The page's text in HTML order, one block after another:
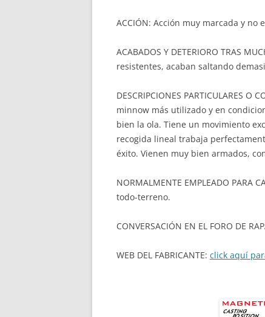
ACCIÓN: Acción muy marcada y
ACABADOS Y DETERIORO TRAS
resistentes, acaban saltando
DESCRIPCIONES PARTICULARES
minnow más utilizado y en
bien la ola. Tiene un movimiento
recogida lineal trabaja
éxito. Vienen muy bien armados,
NORMALMENTE EMPLEADO
todo-terreno.
CONVERSACIÓN EN EL FORO DE
WEB DEL FABRICANTE: click aquí